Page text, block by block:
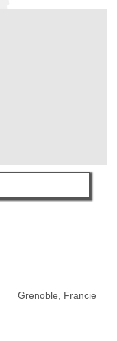
Grenoble, Francie